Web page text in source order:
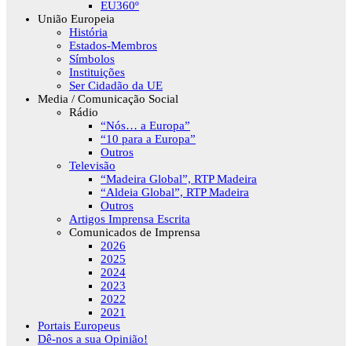
EU360º
União Europeia
História
Estados-Membros
Símbolos
Instituições
Ser Cidadão da UE
Media / Comunicação Social
Rádio
“Nós… a Europa”
“10 para a Europa”
Outros
Televisão
“Madeira Global”, RTP Madeira
“Aldeia Global”, RTP Madeira
Outros
Artigos Imprensa Escrita
Comunicados de Imprensa
2026
2025
2024
2023
2022
2021
Portais Europeus
Dê-nos a sua Opinião!